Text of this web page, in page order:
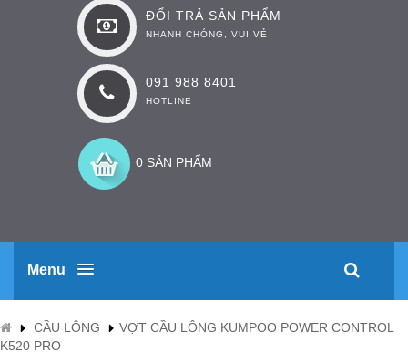
ĐỔI TRẢ SẢN PHẨM
NHANH CHÓNG, VUI VẺ
091 988 8401
HOTLINE
0 SẢN PHẨM
Menu
CẦU LÔNG
VỢT CẦU LÔNG KUMPOO POWER CONTROL
K520 PRO